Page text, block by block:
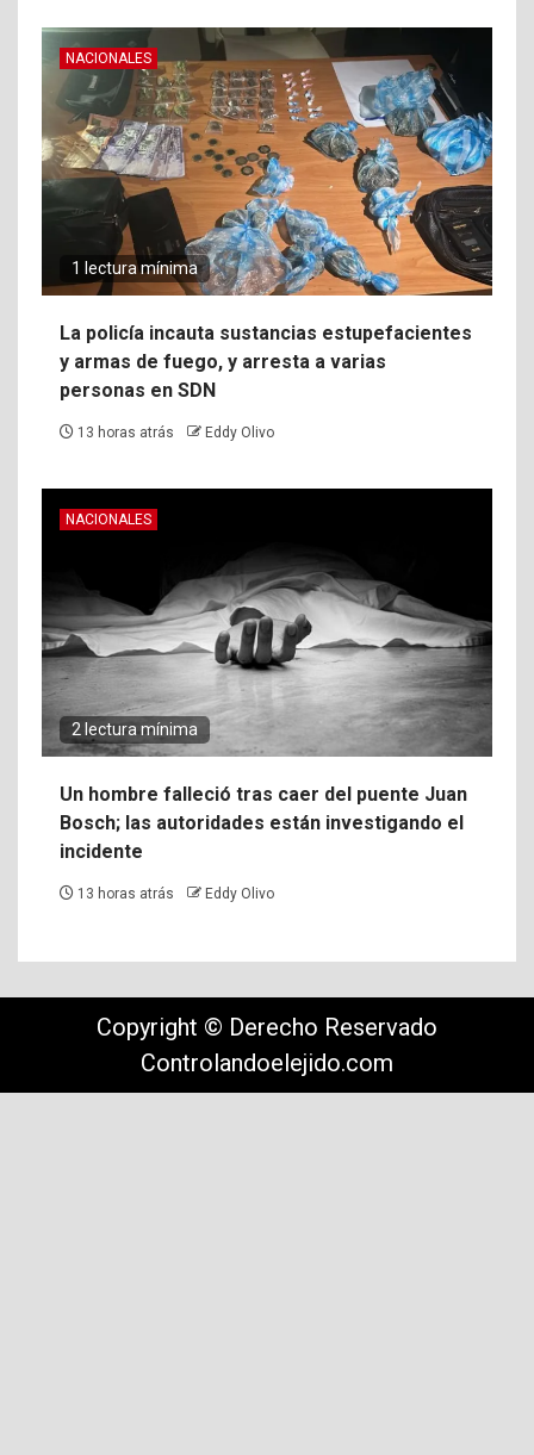
NACIONALES
1 lectura mínima
La policía incauta sustancias estupefacientes
y armas de fuego, y arresta a varias
personas en SDN
13 horas atrás Eddy Olivo
NACIONALES
2 lectura mínima
Un hombre falleció tras caer del puente Juan
Bosch; las autoridades están investigando el
incidente
13 horas atrás Eddy Olivo
Copyright © Derecho Reservado
Controlandoelejido.com